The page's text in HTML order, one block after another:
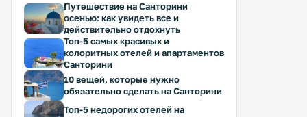
Путешествие на Санторини
осенью: как увидеть все и
действительно отдохнуть
Топ-5 самых красивых и
колоритных отелей и апартаментов
Санторини
10 вещей, которые нужно
обязательно сделать на Санторини
Топ-5 недорогих отелей на